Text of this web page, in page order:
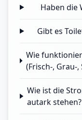
Haben die
Gibt es
Wie
(Frisch-, Grau-
Wie ist die
autark stehen?